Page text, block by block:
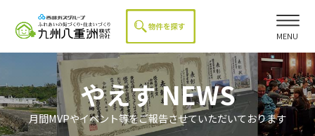
MENU
やえす NEWS
月間MVPやイベント等をご報告させていただいております